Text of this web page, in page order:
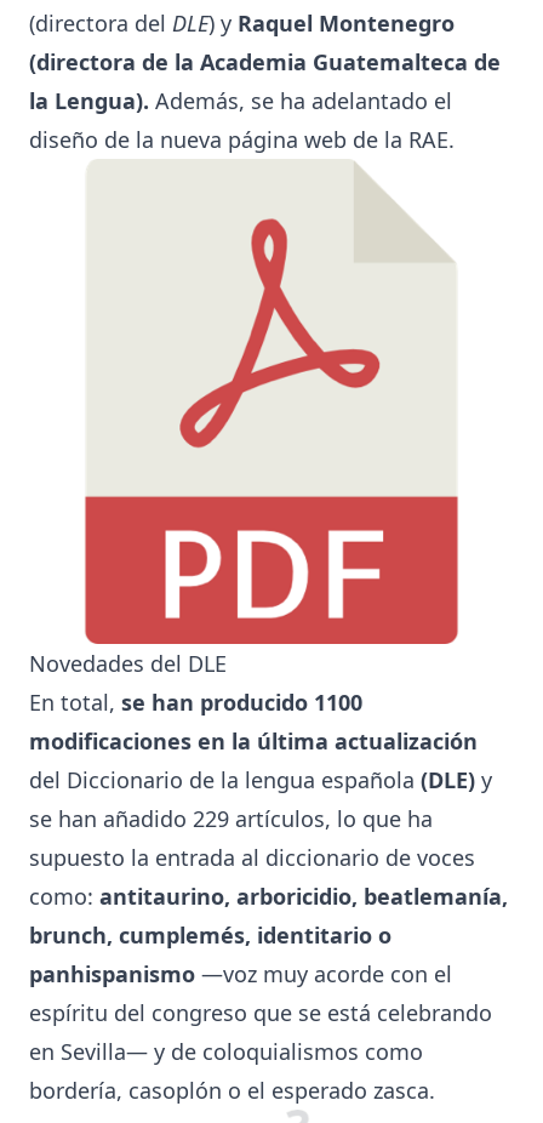
(directora del DLE) y Raquel Montenegro
(directora de la Academia Guatemalteca de
la Lengua). Además, se ha adelantado el
diseño de la nueva página web de la RAE.
Novedades del DLE
En total, se han producido 1100
modificaciones en la última actualización
del Diccionario de la lengua española (DLE) y
se han añadido 229 artículos, lo que ha
supuesto la entrada al diccionario de voces
como: antitaurino, arboricidio, beatlemanía,
brunch, cumplemés, identitario o
panhispanismo —voz muy acorde con el
espíritu del congreso que se está celebrando
en Sevilla— y de coloquialismos como
bordería, casoplón o el esperado zasca.